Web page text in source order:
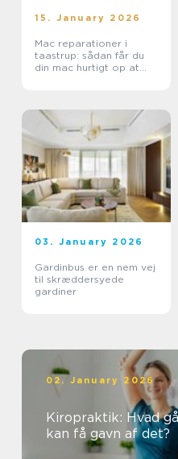
15. January 2026
Mac reparationer i
taastrup: sådan får du
din mac hurtigt op at
03. January 2026
Gardinbus er en nem vej
til skræddersyede
gardiner
02. January 2026
Kiropraktik: Hvad
kan få gavn af det?